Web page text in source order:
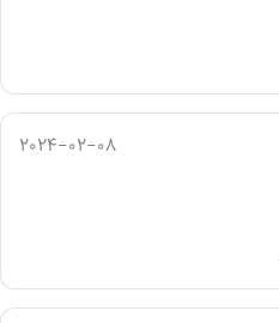
2024-02-08